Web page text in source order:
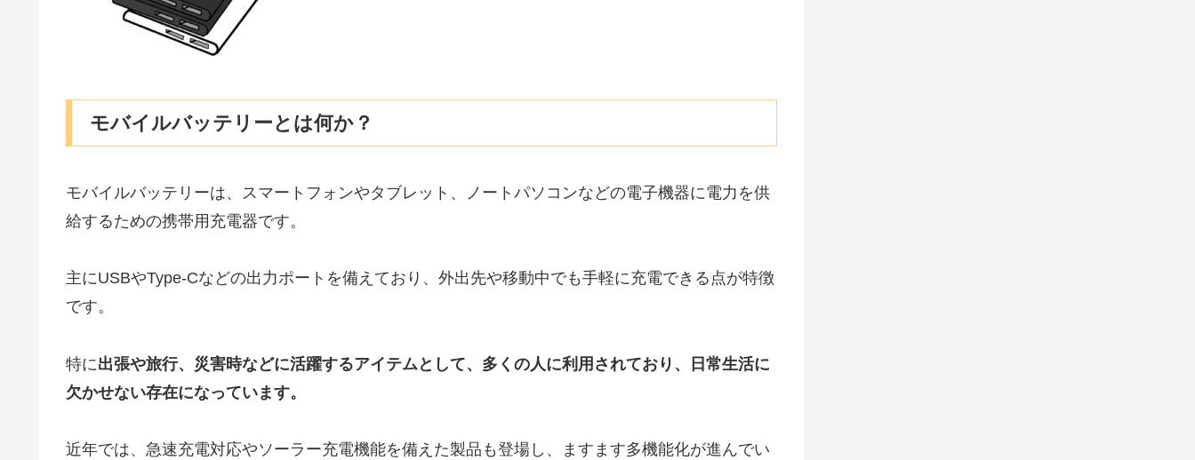
モバイルバッテリーとは何か？
モバイルバッテリーは、スマートフォンやタブレット、ノートパソコンなどの電子機器に電力を供
給するための携帯用充電器です。
主にUSBやType-Cなどの出力ポートを備えており、外出先や移動中でも手軽に充電できる点が特徴
です。
特に出張や旅行、災害時などに活躍するアイテムとして、多くの人に利用されており、日常生活に
欠かせない存在になっています。
近年では、急速充電対応やソーラー充電機能を備えた製品も登場し、ますます多機能化が進んでい